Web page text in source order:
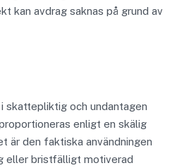
kan avdrag saknas på grund av
skattepliktig och undantagen
enligt en skälig
är den faktiska användningen
eller bristfälligt motiverad